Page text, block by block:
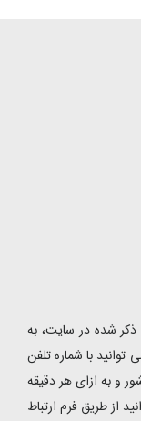
شده در سایت، به
با شماره تلفن
و به ازای هر دقیقه
از طریق فرم ارتباط